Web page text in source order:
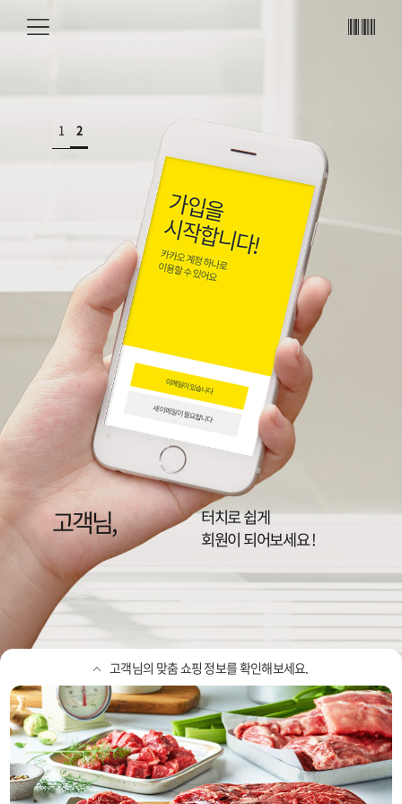
메뉴
NC, 뉴코아, 2001, 팩토리, 동아
정보를 확인하세요
고객님,
터치로 쉽게
회원이 되어보세요 !
이랜드리테일,
1 2
고객님의 맞춤 쇼핑 정보를 확인해보세요.